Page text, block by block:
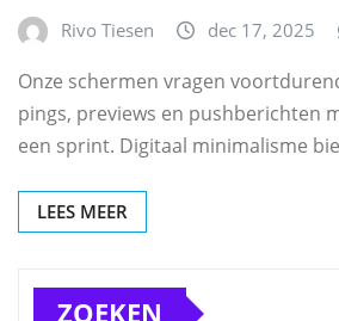
Rivo Tiesen dec 17, 2025
Onze schermen vragen
pings, previews en pushberichten
een sprint. Digitaal minimalisme
LEES MEER
ZOEKEN